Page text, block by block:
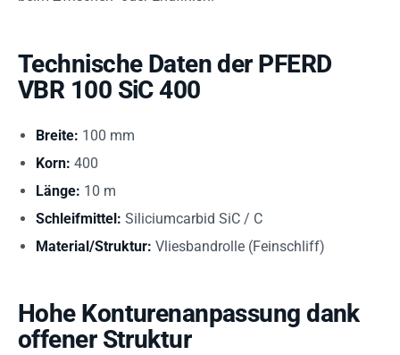
Technische Daten der PFERD
VBR 100 SiC 400
Breite: 100 mm
Korn: 400
Länge: 10 m
Schleifmittel: Siliciumcarbid SiC / C
Material/Struktur: Vliesbandrolle (Feinschliff)
Hohe Konturenanpassung dank
offener Struktur